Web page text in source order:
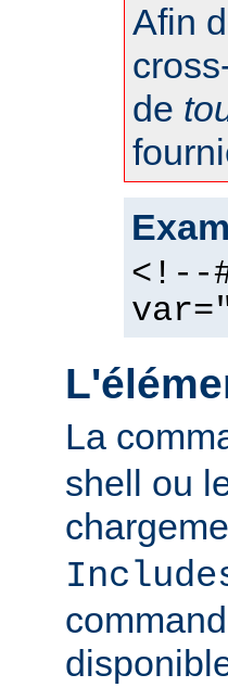
Afin
de
<!--
La
shell ou